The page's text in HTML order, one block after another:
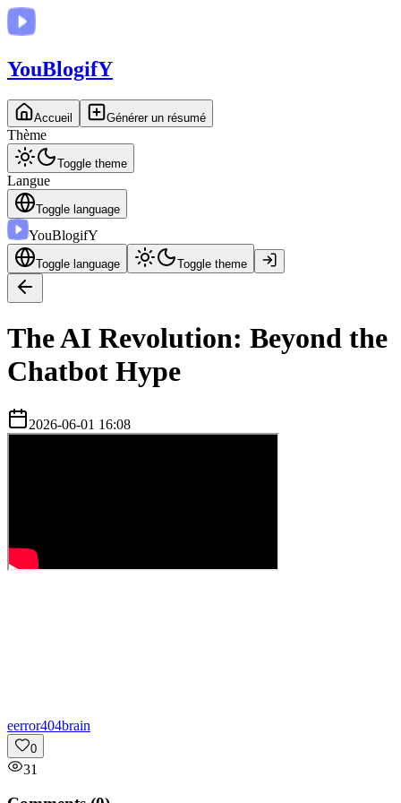
YouBlogifY
Accueil Générer un résumé
Thème
Toggle theme
Langue
Toggle language
YouBlogifY
Toggle language Toggle theme
The AI Revolution: Beyond the
Chatbot Hype
2026-06-01 16:08
eerror404brain
0
31